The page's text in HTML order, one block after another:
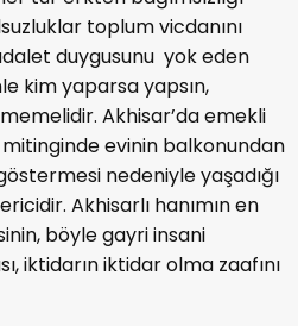
toplum vicdanını
duygusunu yok eden
kim yaparsa yapsın,
Akhisar’da emekli
mitinginde evinin balkonundan
nedeniyle yaşadığı
Akhisarlı hanımın en
böyle gayri insani
iktidarın iktidar olma zaafını